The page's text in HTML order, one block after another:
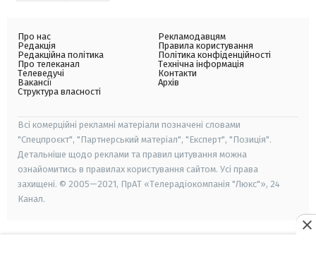
Про нас
Редакція
Редакційна політика
Про телеканал
Телеведучі
Вакансії
Структура власності
Рекламодавцям
Правила користування
Політика конфіденційності
Технічна інформація
Контакти
Архів
Всі комерційні рекламні матеріали позначені словами
"Спецпроєкт", "Партнерський матеріал", "Експерт", "Позиція".
Детальніше щодо реклами та правил цитування можна
ознайомитись в правилах користування сайтом. Усі права
захищені. © 2005—2021, ПрАТ «Телерадіокомпанія "Люкс"», 24
Канал.